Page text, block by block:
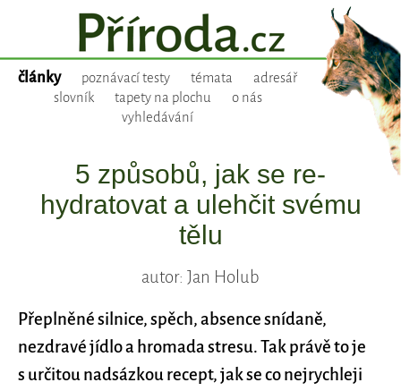
články poznávací testy témata
adresář
slovník
tapety na plochu
o nás
vyhledávání
5 způsobů, jak se re-
hydratovat a ulehčit svému
tělu
autor: Jan Holub
Přeplněné silnice, spěch, absence snídaně,
nezdravé jídlo a hromada stresu. Tak právě to je
s určitou nadsázkou recept, jak se co nejrychleji